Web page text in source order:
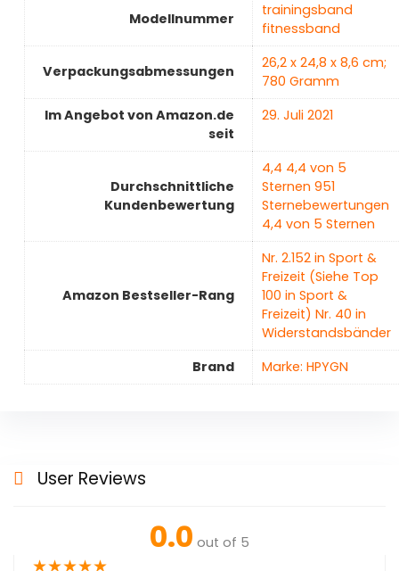
Modellnummer
‎trainingsband
fitnessband
Verpackungsabmessungen
‎26,2 x 24,8 x 8,6 cm;
780 Gramm
Im Angebot von Amazon.de
seit
29. Juli 2021
Durchschnittliche
Kundenbewertung
4,4 4,4 von 5
Sternen 951
Sternebewertungen
4,4 von 5 Sternen
Amazon Bestseller-Rang
Nr. 2.152 in Sport &
Freizeit (Siehe Top
100 in Sport &
Freizeit) Nr. 40 in
Widerstandsbänder
Brand
Marke: HPYGN
User Reviews
0.0 out of 5
★★★★★